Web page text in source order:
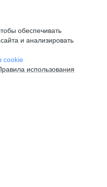
обеспечивать
и анализировать
cookie
использования